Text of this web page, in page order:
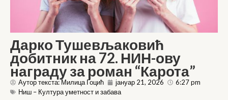
Дарко Тушевљаковић
добитник на 72. НИН-ову
награду за роман “Карота”
Аутор текста: Милица Гоцић јануар 21, 2026
6:27 pm
Ниш – Култура уметност и забава